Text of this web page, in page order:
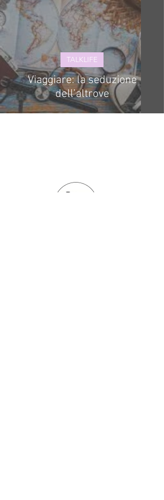
Viaggiare: la seduzione
dell’altrove
TALKLIFE